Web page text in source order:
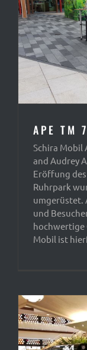
APE TM
Schira Mobil
and Audrey
Eröffung
Ruhrpark
umgerüstet.
und
hochwertige
Mobil ist